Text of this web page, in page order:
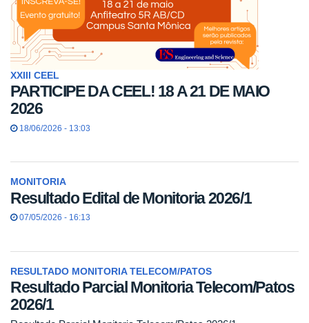
XXIII CEEL
PARTICIPE DA CEEL! 18 A 21 DE MAIO
2026
18/06/2026 - 13:03
MONITORIA
Resultado Edital de Monitoria 2026/1
07/05/2026 - 16:13
RESULTADO MONITORIA TELECOM/PATOS
Resultado Parcial Monitoria Telecom/Patos
2026/1